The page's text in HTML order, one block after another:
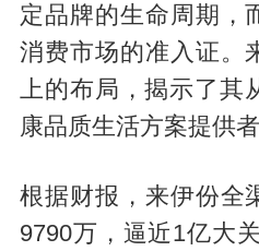
定品牌的生命周期，
消费市场的准入证。
上的布局，揭示了其
康品质生活方案提供
根据财报，来伊份全
9790万，逼近1亿大